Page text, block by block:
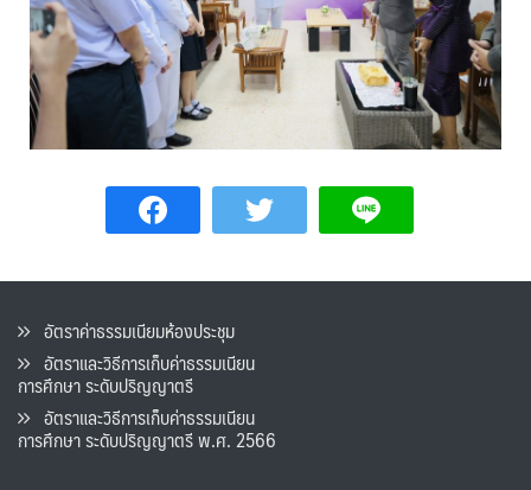
อัตราค่าธรรมเนียมห้องประชุม
อัตราและวิธีการเก็บค่าธรรมเนียน
การศึกษา ระดับปริญญาตรี
อัตราและวิธีการเก็บค่าธรรมเนียน
การศึกษา ระดับปริญญาตรี พ.ศ. 2566